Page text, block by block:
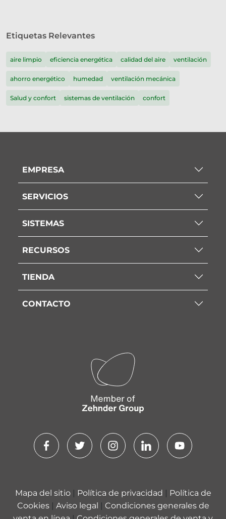
Etiquetas Relevantes
aire limpio eficiencia energética calidad del aire ventilación
ahorro energético humedad ventilación mecánica
Salud y confort sistemas de ventilación confort
EMPRESA
SERVICIOS
SISTEMAS
RECURSOS
TIENDA
CONTACTO
Mapa del sitio Política de privacidad
Política de
Cookies
Aviso legal
Condiciones generales de